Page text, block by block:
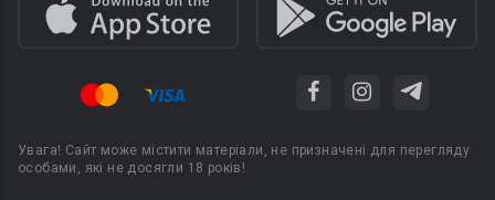
Увага! Сайт може містити матеріали, не призначені для перегляду
особами, які не досягли 18 років!